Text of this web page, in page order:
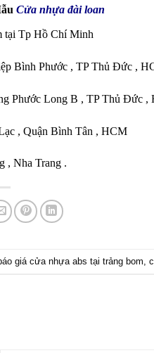
Cửa nhựa đài loan
tại Tp Hồ Chí Minh
Bình Phước , TP Thủ Đức ,
Phước Long B , TP Thủ Đức ,
, Quận Bình Tân , HCM
, Nha Trang .
giá cửa nhựa abs tại trảng bom